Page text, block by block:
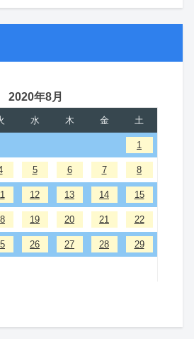
2020年8月
水 木 金 土
1
5 6 7 8
12 13 14 15
19 20 21 22
26 27 28 29